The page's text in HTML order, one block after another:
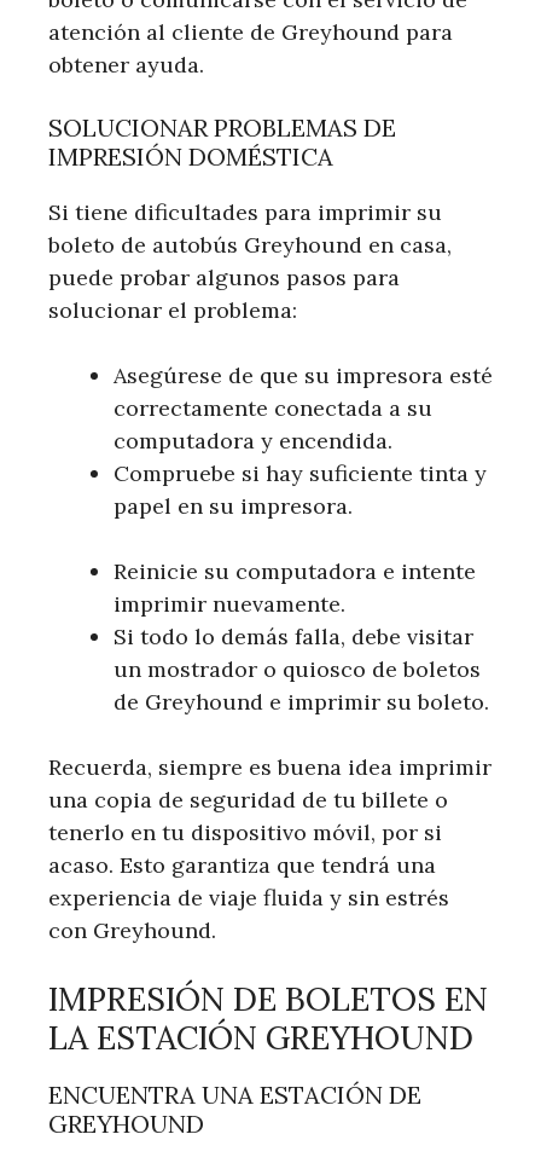
atención al cliente de Greyhound para
obtener ayuda.
SOLUCIONAR PROBLEMAS DE
IMPRESIÓN DOMÉSTICA
Si tiene dificultades para imprimir su
boleto de autobús Greyhound en casa,
puede probar algunos pasos para
solucionar el problema:
Asegúrese de que su impresora esté
correctamente conectada a su
computadora y encendida.
Compruebe si hay suficiente tinta y
papel en su impresora.
Reinicie su computadora e intente
imprimir nuevamente.
Si todo lo demás falla, debe visitar
un mostrador o quiosco de boletos
de Greyhound e imprimir su boleto.
Recuerda, siempre es buena idea imprimir
una copia de seguridad de tu billete o
tenerlo en tu dispositivo móvil, por si
acaso. Esto garantiza que tendrá una
experiencia de viaje fluida y sin estrés
con Greyhound.
IMPRESIÓN DE BOLETOS EN
LA ESTACIÓN GREYHOUND
ENCUENTRA UNA ESTACIÓN DE
GREYHOUND